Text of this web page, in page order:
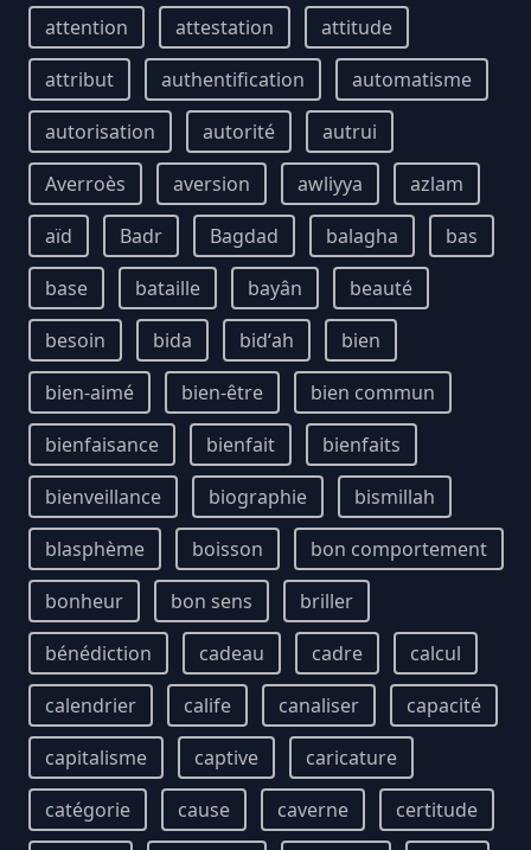
attention
attestation
attitude
attribut
authentification
automatisme
autorisation
autorité
autrui
Averroès
aversion awliyya
azlam
aïd
Badr Bagdad balagha
bas
base
bataille bayân
beauté
besoin
bida bidʻah
bien
bien-aimé
bien-être
bien commun
bienfaisance
bienfait
bienfaits
bienveillance
biographie
bismillah
blasphème
boisson
bon comportement
bonheur
bon sens
briller
bénédiction
cadeau cadre
calcul
calendrier
calife canaliser
capacité
capitalisme
captive
caricature
catégorie
cause caverne
certitude